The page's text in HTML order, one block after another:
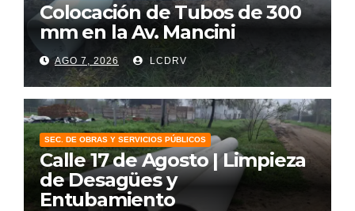
Colocación de Tubos de 300
mm en la Av. Mancini
AGO 7, 2026 LCDRV
SEC. DE OBRAS Y SERVICIOS PÚBLICOS
Calle 17 de Agosto | Limpieza
de Desagües y
Entubamiento